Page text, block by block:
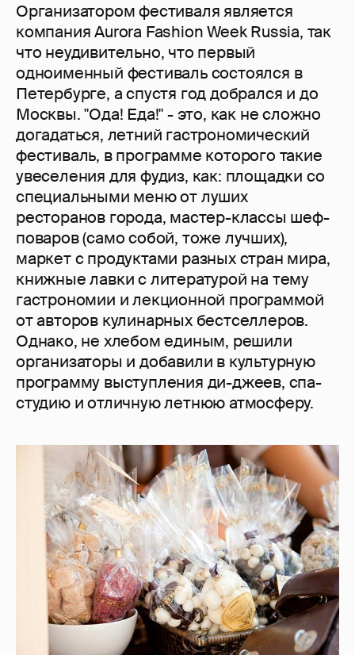
Организатором фестиваля является
компания Aurora Fashion Week Russia, так
что неудивительно, что первый
одноименный фестиваль состоялся в
Петербурге, а спустя год добрался и до
Москвы. "Ода! Еда!" - это, как не сложно
догадаться, летний гастрономический
фестиваль, в программе которого такие
увеселения для фудиз, как: площадки со
специальными меню от луших
ресторанов города, мастер-классы шеф-
поваров (само собой, тоже лучших),
маркет с продуктами разных стран мира,
книжные лавки с литературой на тему
гастрономии и лекционной программой
от авторов кулинарных бестселлеров.
Однако, не хлебом единым, решили
организаторы и добавили в культурную
программу выступления ди-джеев, спа-
студию и отличную летнюю атмосферу.